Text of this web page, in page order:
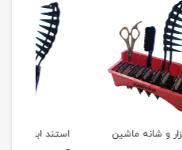
استند ابزار و شانه ماشین